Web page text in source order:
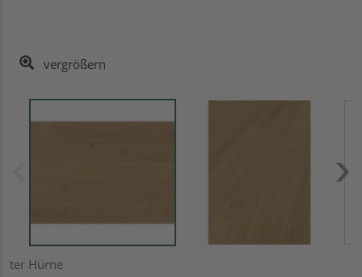
vergrößern
ter Hürne